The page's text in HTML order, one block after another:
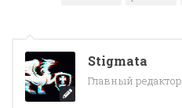
Stigmata
Главный редактор